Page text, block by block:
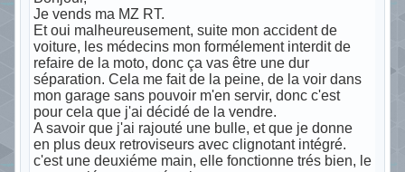
Je vends ma MZ RT.
Et oui malheureusement, suite mon accident de
voiture, les médecins mon formélement interdit de
refaire de la moto, donc ça vas être une dur
séparation. Cela me fait de la peine, de la voir dans
mon garage sans pouvoir m'en servir, donc c'est
pour cela que j'ai décidé de la vendre.
A savoir que j'ai rajouté une bulle, et que je donne
en plus deux retroviseurs avec clignotant intégré.
c'est une deuxiéme main, elle fonctionne trés bien, le